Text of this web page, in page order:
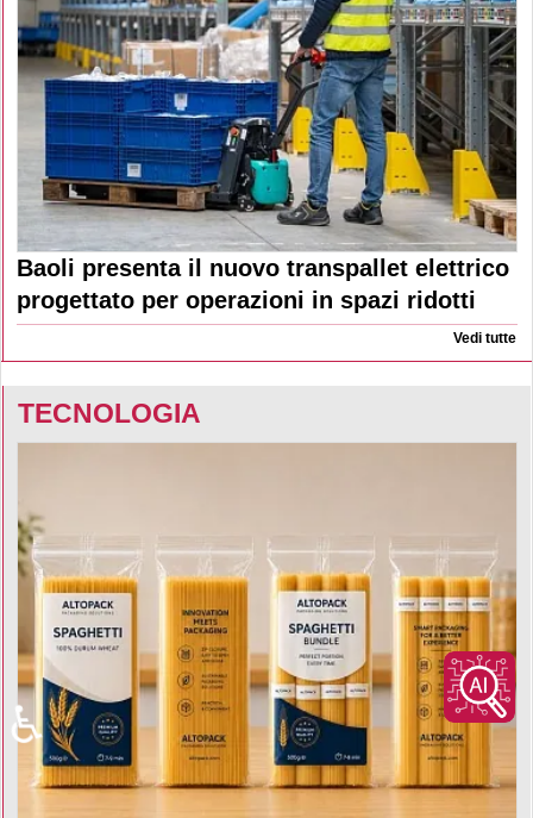
Baoli presenta il nuovo transpallet elettrico
progettato per operazioni in spazi ridotti
Vedi tutte
TECNOLOGIA